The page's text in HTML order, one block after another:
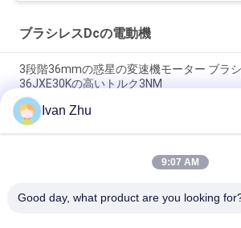
ブラシレスDcの電動機
3段階36mmの惑星の変速機モーター ブラ
36JXE30Kの高いトルク3NM
24V 42BLS100ブラシレスDCの電動機
の変速機20Nm
6100rpm NEMA17 80mmの正方形24VDCプ
Ivan Zhu
9:07 AM
Good day, what product are you looking